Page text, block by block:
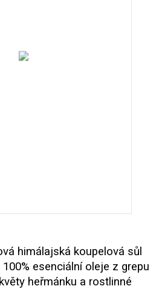
himálajská koupelová sůl
esenciální oleje z grepu
heřmánku a rostlinné